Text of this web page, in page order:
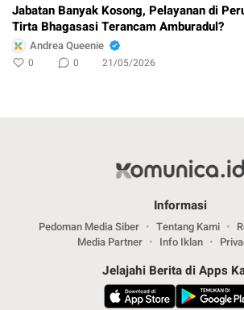
Jabatan Banyak Kosong, Pelayanan di
Tirta Bhagasasi Terancam Amburadul?
Andrea Queenie
0 0 21/05/2026
Informasi
Pedoman Media Siber Tentang Kami
Media Partner
Info Iklan
Jelajahi Berita di Apps